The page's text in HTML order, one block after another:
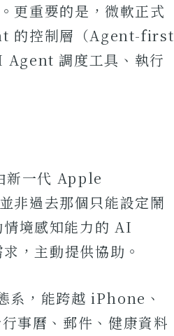
更重要的是，微軟正式
的控制層（Agent-first
調度工具、執行
新一代 Apple
過去那個只能設定鬧
境感知能力的 AI
，主動提供協助。
系，能跨越 iPhone、
事曆、郵件、健康資料